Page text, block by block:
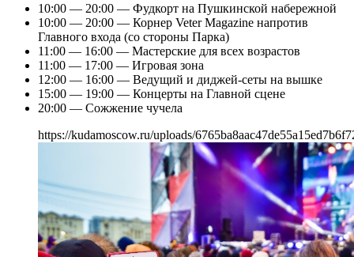
10:00 — 20:00 — Фудкорт на Пушкинской набережной
10:00 — 20:00 — Корнер Veter Magazine напротив
Главного входа (со стороны Парка)
11:00 — 16:00 — Мастерские для всех возрастов
11:00 — 17:00 — Игровая зона
12:00 — 16:00 — Ведущий и диджей-сеты на вышке
15:00 — 19:00 — Концерты на Главной сцене
20:00 — Сожжение чучела
https://kudamoscow.ru/uploads/